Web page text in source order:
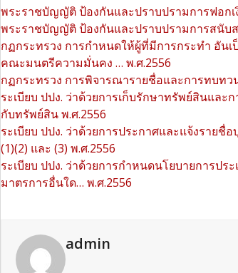
พระราชบัญญัติ ป้องกันและปราบปรามการฟอกเ
พระราชบัญญัติ ป้องกันและปราบปรามการสนับ
กฏกระทรวง การกำหนดให้ผู้ที่มีการกระทำ อัน
คณะมนตรีความมั่นคง … พ.ศ.2556
กฏกระทรวง การพิจารณารายชื่อและการทบท
ระเบียบ ปปง. ว่าด้วยการเก็บรักษาทรัพย์สินแล
กับทรัพย์สิน พ.ศ.2556
ระเบียบ ปปง. ว่าด้วยการประกาศและแจ้งราย
(1)(2) และ (3) พ.ศ.2556
ระเบียบ ปปง. ว่าด้วยการกำหนดนโยบายการป
มาตรการอื่นใด… พ.ศ.2556
admin